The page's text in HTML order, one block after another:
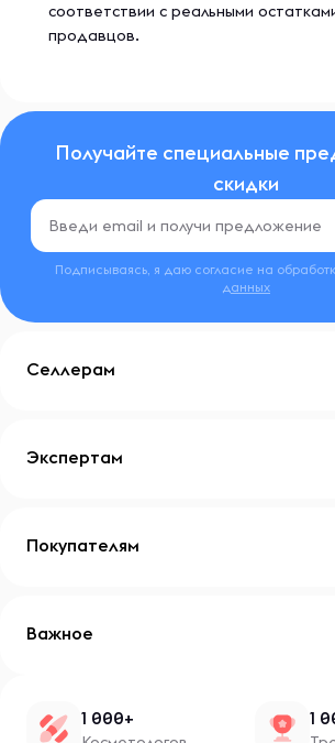
соответствии с реальными
продавцов.
Получайте специальные
скидки
Подписываясь, я даю согласие на
данных
Селлерам
Экспертам
Покупателям
Важное
1 000+ 1